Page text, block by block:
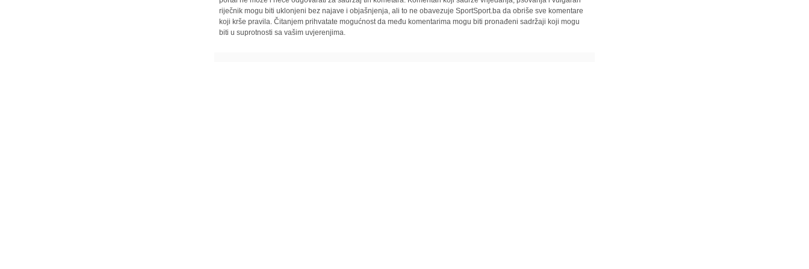
riječnik mogu biti uklonjeni bez najave i objašnjenja, ali to ne obavezuje SportSport.ba da obriše sve komentare
koji krše pravila. Čitanjem prihvatate mogućnost da među komentarima mogu biti pronađeni sadržaji koji mogu
biti u suprotnosti sa vašim uvjerenjima.